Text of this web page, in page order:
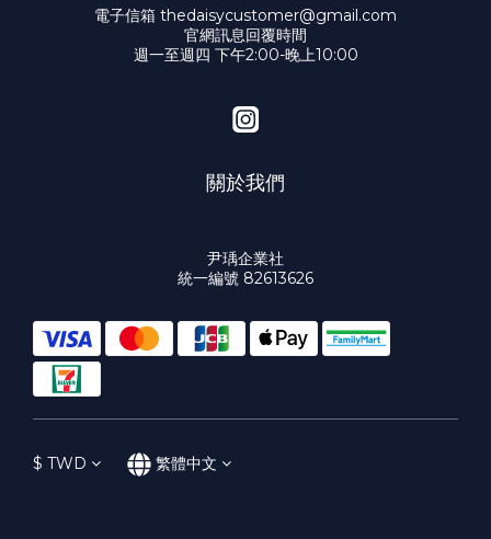
電子信箱 thedaisycustomer@gmail.com
官網訊息回覆時間
週一至週四 下午2:00-晚上10:00
關於我們
尹瑀企業社
統一編號 82613626
$ TWD 繁體中文